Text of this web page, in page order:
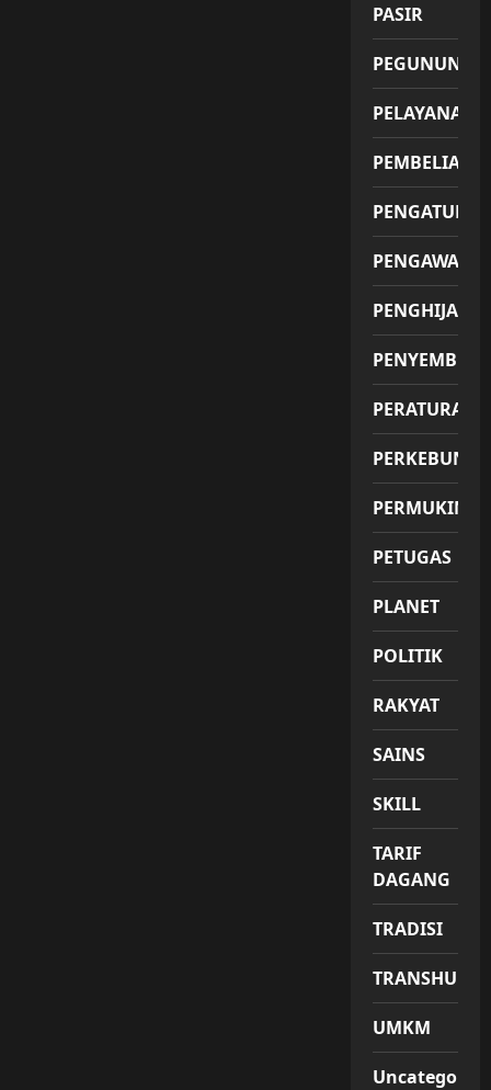
PASIR
PELAYANAN
PEMBELIAN
PENGATUR
PENGAWAS
PERATURAN
PETUGAS
PLANET
POLITIK
RAKYAT
SAINS
SKILL
TARIF
DAGANG
TRADISI
UMKM